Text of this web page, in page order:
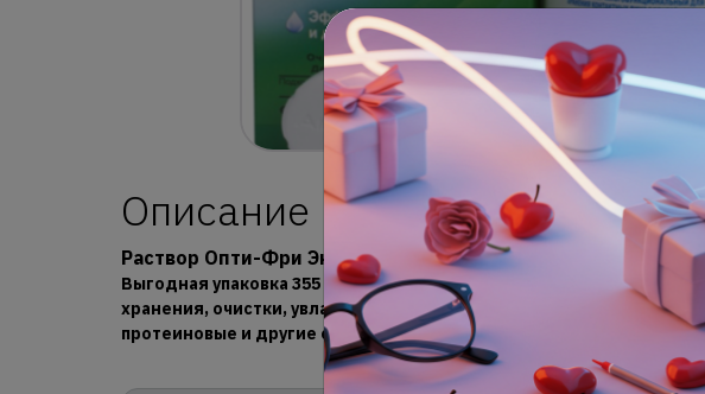
Описание
Раствор Опти-Фри Экспресс.
Выгодная упаковка 355 мл. Многофункциональный раствор для
хранения, очистки, увлажнения мягких контактных линз,
протеиновые и другие отложения. Бесплатный контейнер в